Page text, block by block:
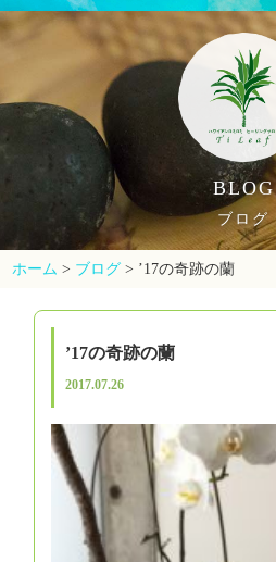
BLOG
ブログ
ホーム > ブログ > ’17の奇跡の蘭
’17の奇跡の蘭
2017.07.26